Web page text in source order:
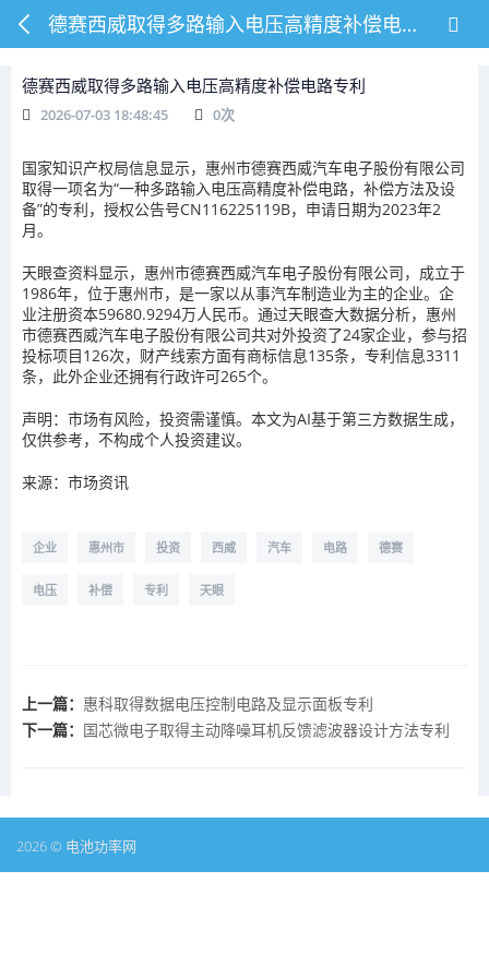
德赛西威取得多路输入电压高精度补偿电路专利
德赛西威取得多路输入电压高精度补偿电路专利
2026-07-03 18:48:45 0次
国家知识产权局信息显示，惠州市德赛西威汽车电子股份有限公司
取得一项名为“一种多路输入电压高精度补偿电路，补偿方法及设
备”的专利，授权公告号CN116225119B，申请日期为2023年2
月。
天眼查资料显示，惠州市德赛西威汽车电子股份有限公司，成立于
1986年，位于惠州市，是一家以从事汽车制造业为主的企业。企
业注册资本59680.9294万人民币。通过天眼查大数据分析，惠州
市德赛西威汽车电子股份有限公司共对外投资了24家企业，参与招
投标项目126次，财产线索方面有商标信息135条，专利信息3311
条，此外企业还拥有行政许可265个。
声明：市场有风险，投资需谨慎。本文为AI基于第三方数据生成，
仅供参考，不构成个人投资建议。
来源：市场资讯
企业 惠州市 投资 西威 汽车 电路 德赛
电压 补偿 专利 天眼
上一篇： 惠科取得数据电压控制电路及显示面板专利
下一篇： 国芯微电子取得主动降噪耳机反馈滤波器设计方法专利
2026 © 电池功率网